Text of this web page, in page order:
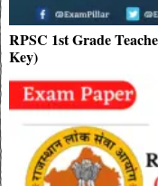
RPSC 1st Grade
Key)